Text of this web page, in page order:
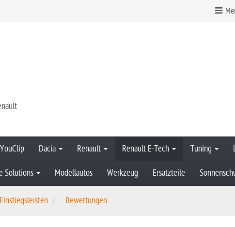
YouClip Dacia Renault Renault E-Tech Tuning
Solutions Modellautos Werkzeug Ersatzteile
Bewertungen